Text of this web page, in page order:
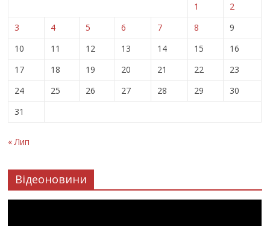
1
2
3
4 5 6 7 8
9
10
11 12 13 14 15
16
17
18 19 20 21 22
23
24
25 26 27 28 29
30
31
« Лип
Відеоновини